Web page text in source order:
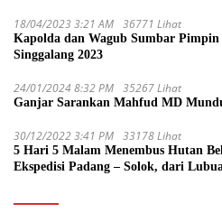
18/04/2023 3:21 AM 36771 Lihat
Kapolda dan Wagub Sumbar Pimpin
Singgalang 2023
24/01/2024 8:32 PM 35267 Lihat
Ganjar Sarankan Mahfud MD
30/12/2022 3:41 PM 33178 Lihat
5 Hari 5 Malam Menembus Hutan
Ekspedisi Padang – Solok, dari